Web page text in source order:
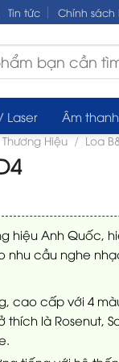
Tin tức Chính
Laser Âm thanh
Thương Hiệu / Loa
hiệu Anh Quốc,
nhu cầu nghe
cao cấp với 4
thích là Rosenut,